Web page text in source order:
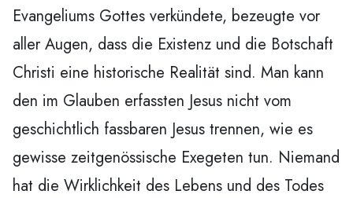
Evangeliums Gottes verkündete, bezeugte vor
aller Augen, dass die Existenz und die Botschaft
Christi eine historische Realität sind. Man kann
den im Glauben erfassten Jesus nicht vom
geschichtlich fassbaren Jesus trennen, wie es
gewisse zeitgenössische Exegeten tun. Niemand
hat die Wirklichkeit des Lebens und des Todes